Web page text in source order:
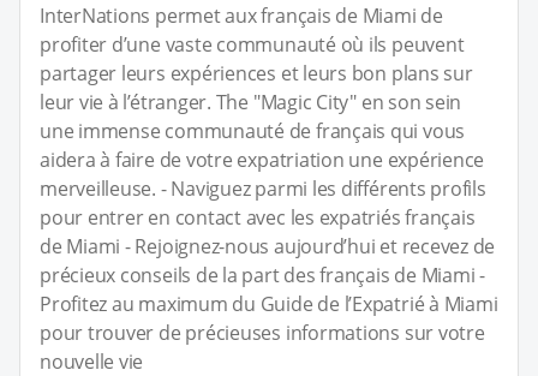
InterNations permet aux français de Miami de
profiter d’une vaste communauté où ils peuvent
partager leurs expériences et leurs bon plans sur
leur vie à l’étranger. The "Magic City" en son sein
une immense communauté de français qui vous
aidera à faire de votre expatriation une expérience
merveilleuse. - Naviguez parmi les différents profils
pour entrer en contact avec les expatriés français
de Miami - Rejoignez-nous aujourd’hui et recevez de
précieux conseils de la part des français de Miami -
Profitez au maximum du Guide de l’Expatrié à Miami
pour trouver de précieuses informations sur votre
nouvelle vie